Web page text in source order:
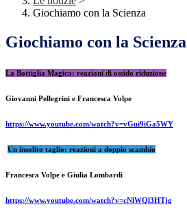
Giochiamo con la Scienza
Giochiamo con la Scienza
La Bottiglia Magica: reazioni di ossido riduzione
Giovanni Pellegrini e Francesca Volpe
https://www.youtube.com/watch?v=vGui9iGa5WY
Un insolito taglio: reazioni a doppio scambio
Francesca Volpe e Giulia Lombardi
https://www.youtube.com/watch?v=cNlWQl3HTjg